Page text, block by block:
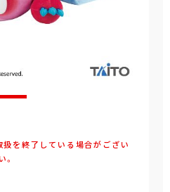
を終了している場合がござい